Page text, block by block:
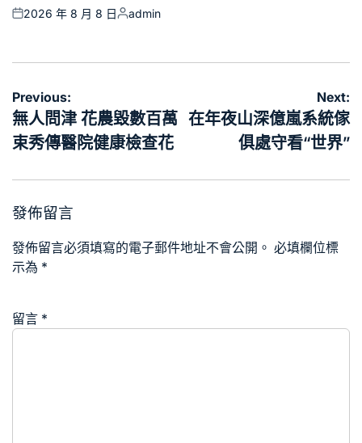
Posted
2026 年 8 月 8 日
Posted
admin
文
章
導
Previous:
無人問津 花農毀數百萬
束秀傳醫院健康檢查花
Next:
在年夜山深億嵐系統傢
俱處守看“世界”
發佈留言
發佈留言必須填寫的電子郵件地址不會公開。 必填欄位標
示為 *
留言 *